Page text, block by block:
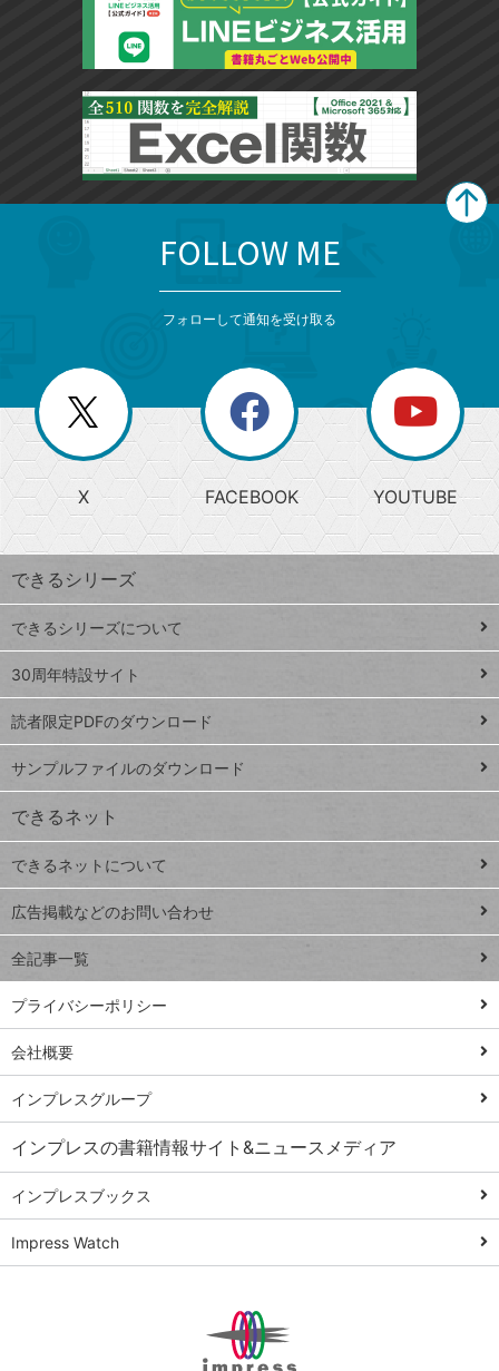
じ
る
search
検
索
上
昇
ワ
ー
ド
Google
スプレ
ッドシ
ート
iPhone
VLOOKUP
close
閉じ
る
閉
じ
る
ー
か
ら
探
す
ト
ッ
プ
ペ
ジ
連載
Excel Q&A
トイアンナ流仕
事術
PowerAutomate
ではじめる業務
の完全自動化
AI議事録作成術
Windows 11
Q&A
Teams踏み込み
活用術
Excel講師の仕事
術
FOLLOW ME
フォローして通知を受け取る
X FACEBOOK YOUTUBE
できるシリーズ
できるシリーズについて
30周年特設サイト
読者限定PDFのダウンロード
サンプルファイルのダウンロード
できるネット
できるネットについて
広告掲載などのお問い合わせ
全記事一覧
プライバシーポリシー
会社概要
インプレスグループ
インプレスの書籍情報サイト&ニュースメディア
インプレスブックス
Impress Watch